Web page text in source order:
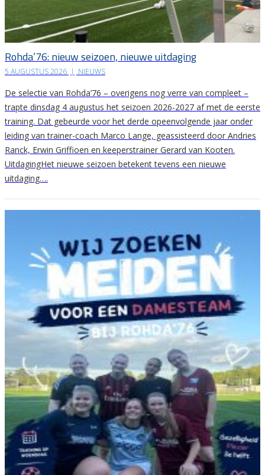
Rohda’76: nieuw seizoen, nieuwe uitdaging
5 AUGUSTUS 2026 | NIEUWS
De selectie van Rohda’76 – overigens nog verre van compleet –
trapte dinsdag 4 augustus het seizoen 2026-2027 af met de eerste
training. Dat gebeurde voor het derde opeenvolgende jaar onder
leiding van trainer-coach Marco Lange, geassisteerd door Andries
Ranck, Erwin Griffioen en keeperstrainer Gerard van Kooten.
UitdagingHet nieuwe seizoen betekent tevens een nieuwe
uitdaging….